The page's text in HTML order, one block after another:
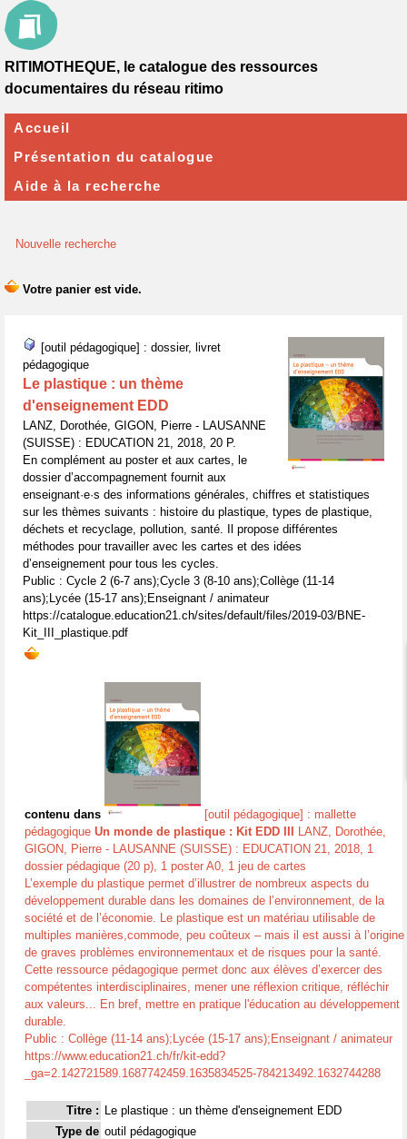
Nouvelle recherche
[outil pédagogique] : dossier, livret
pédagogique
Le plastique : un thème
d'enseignement EDD
LANZ, Dorothée, GIGON, Pierre - LAUSANNE
(SUISSE) : EDUCATION 21, 2018, 20 P.
En complément au poster et aux cartes, le
dossier d’accompagnement fournit aux
enseignant·e·s des informations générales, chiffres et statistiques
sur les thèmes suivants : histoire du plastique, types de plastique,
déchets et recyclage, pollution, santé. Il propose différentes
méthodes pour travailler avec les cartes et des idées
d’enseignement pour tous les cycles.
Public : Cycle 2 (6-7 ans);Cycle 3 (8-10 ans);Collège (11-14
ans);Lycée (15-17 ans);Enseignant / animateur
https://catalogue.education21.ch/sites/default/files/2019-03/BNE-
Kit_III_plastique.pdf
contenu dans
[outil pédagogique] : mallette
pédagogique Un monde de plastique : Kit EDD III
LANZ, Dorothée,
GIGON, Pierre - LAUSANNE (SUISSE) : EDUCATION 21, 2018, 1
dossier pédagique (20 p), 1 poster A0, 1 jeu de cartes
L’exemple du plastique permet d’illustrer de nombreux aspects du
développement durable dans les domaines de l’environnement, de la
société et de l’économie. Le plastique est un matériau utilisable de
multiples manières,commode, peu coûteux – mais il est aussi à l’origine
de graves problèmes environnementaux et de risques pour la santé.
Cette ressource pédagogique permet donc aux élèves d’exercer des
compétentes interdisciplinaires, mener une réflexion critique, réfléchir
aux valeurs... En bref, mettre en pratique l'éducation au développement
durable.
Public : Collège (11-14 ans);Lycée (15-17 ans);Enseignant / animateur
https://www.education21.ch/fr/kit-edd?
_ga=2.142721589.1687742459.1635834525-784213492.1632744288
Titre : Le plastique : un thème d'enseignement EDD
Type de outil pédagogique
RITIMOTHEQUE, le catalogue des ressources
documentaires du réseau ritimo
Accueil
Présentation du catalogue
Aide à la recherche